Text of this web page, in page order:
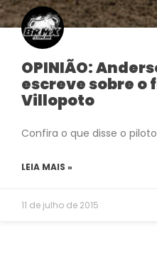
OPINIÃO:
escreve sobre o
Villopoto
Confira o que disse o
LEIA MAIS »
11 de julho de 2015